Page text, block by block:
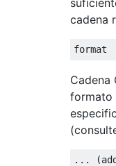
cadena
format
Cadena
formato
... (